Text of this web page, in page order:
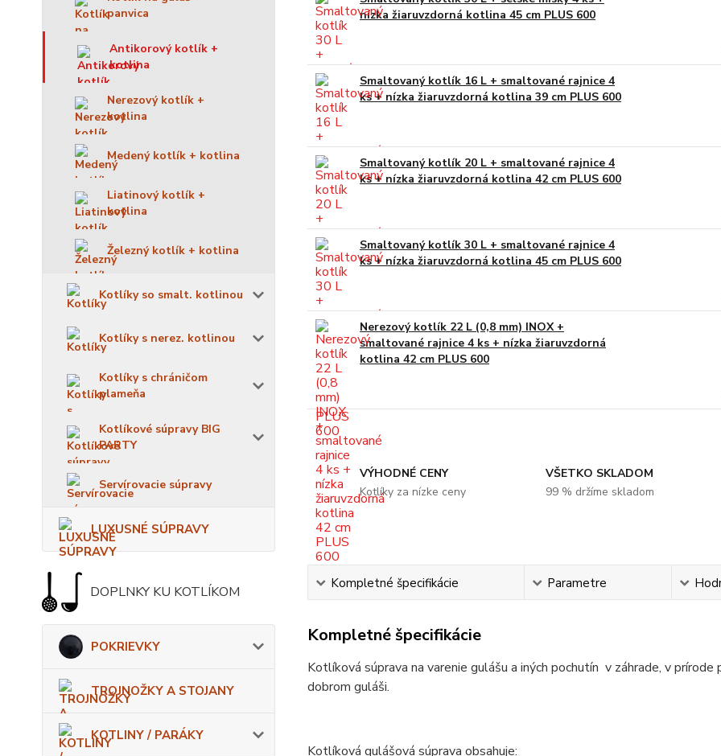
panvica
Antikorový kotlík +
kotlina
Nerezový kotlík +
kotlina
Medený kotlík + kotlina
Liatinový kotlík +
kotlina
Železný kotlík + kotlina
Kotlíky so smalt. kotlinou
Kotlíky s nerez. kotlinou
Kotlíky s chráničom
plameňa
Kotlíkové súpravy BIG
PARTY
Servírovacie súpravy
LUXUSNÉ SÚPRAVY
DOPLNKY KU KOTLÍKOM
POKRIEVKY
TROJNOŽKY A STOJANY
KOTLINY / PARÁKY
nízka žiaruvzdorná kotlina 45 cm PLUS 600
Smaltovaný kotlík 16 L + smaltované rajnice 4
ks + nízka žiaruvzdorná kotlina 39 cm PLUS 600
Smaltovaný kotlík 20 L + smaltované rajnice 4
ks + nízka žiaruvzdorná kotlina 42 cm PLUS 600
Smaltovaný kotlík 30 L + smaltované rajnice 4
ks + nízka žiaruvzdorná kotlina 45 cm PLUS 600
Nerezový kotlík 22 L (0,8 mm) INOX +
smaltované rajnice 4 ks + nízka žiaruvzdorná
kotlina 42 cm PLUS 600
VÝHODNÉ CENY
Kotlíky za nízke ceny
VŠETKO SKLADOM
99 % držíme skladom
Kompletné špecifikácie Parametre
Kompletné špecifikácie
Kotlíková súprava na varenie gulášu a iných pochutín v záhrade, v
dobrom guláši.
Kotlíková gulášová súprava obsahuje: